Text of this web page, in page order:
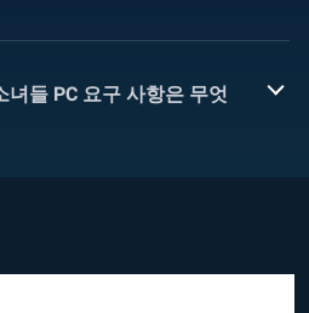
들 PC 요구 사항은 무엇